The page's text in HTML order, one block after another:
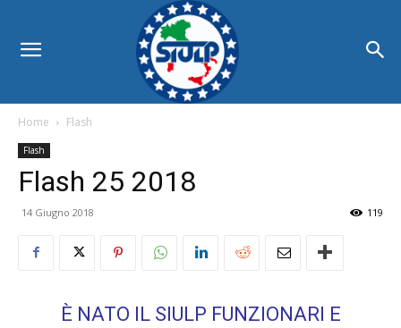
Home Flash
Flash
Flash 25 2018
14 Giugno 2018 119
È NATO IL SIULP FUNZIONARI E